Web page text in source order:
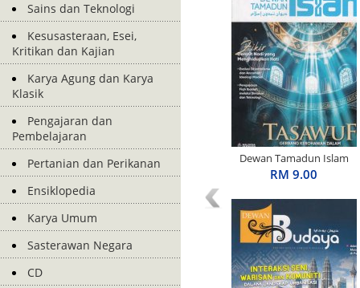
Sains dan Teknologi
Kesusasteraan, Esei,
Kritikan dan Kajian
Karya Agung dan Karya
Klasik
Pengajaran dan
Pembelajaran
Pertanian dan Perikanan
Ensiklopedia
Karya Umum
Sasterawan Negara
CD
Dewan Tamadun Islam
April 2026
RM 9.00